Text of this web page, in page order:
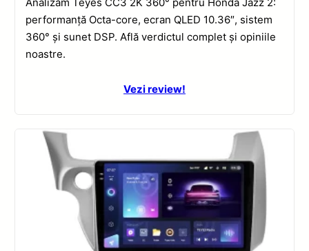
Analizăm Teyes CC3 2K 360° pentru Honda Jazz 2:
performanță Octa-core, ecran QLED 10.36″, sistem
360° și sunet DSP. Află verdictul complet și opiniile
noastre.
Vezi review!